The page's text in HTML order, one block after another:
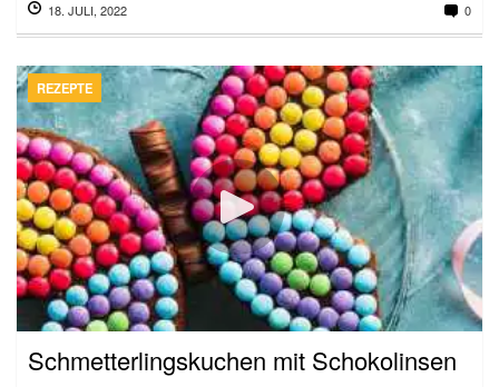
18. JULI, 2022 0
REZEPTE
Schmetterlingskuchen mit Schokolinsen